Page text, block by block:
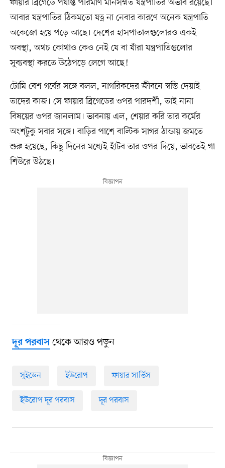
আবার যন্ত্রপাতির ঠিকমতো যত্ন না নেবার কারণে অনেক যন্ত্রপাতি
অকেজো হয়ে পড়ে আছে। দেশের হাসপাতালগুলোরও একই
অবস্থা, অথচ কোথাও কেও নেই যে বা যাঁরা যন্ত্রপাতিগুলোর
সুব্যবস্থা করতে উঠেপড়ে লেগে আছে!
টোমি বেশ গর্বের সঙ্গে বলল, নাগরিকদের জীবনে স্বস্তি দেয়াই
তাদের কাজ। সে ফায়ার ব্রিগেডের ওপর পারদর্শী, তাই নানা
বিষয়ের ওপর জানলাম। ভাবনায় এল, শেয়ার করি তার কর্মের
অংশটুকু সবার সঙ্গে। বাড়ির পাশে বাল্টিক সাগর ঠান্ডায় জমতে
শুরু হয়েছে, কিছু দিনের মধ্যেই হাঁটব তার ওপর দিয়ে, ভাবতেই গা
শিউরে উঠছে।
দূর পরবাসথেকে আরও পড়ুন
সুইডেন ইউরোপ ফায়ার সার্ভিস
ইউরোপ দূর পরবাস দূর পরবাস